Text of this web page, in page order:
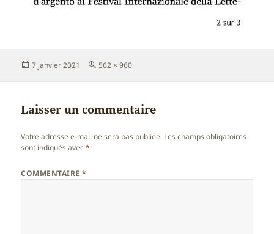
Publié
7 janvier 2021
Taille
562 × 960
Laisser un commentaire
Votre adresse e-mail ne sera pas publiée. Les champs obligatoires
sont indiqués avec*
COMMENTAIRE*